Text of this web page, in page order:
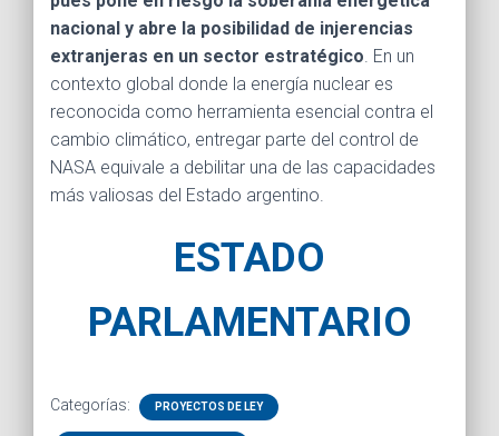
nacional y abre la posibilidad de injerencias
extranjeras en un sector estratégico. En un
contexto global donde la energía nuclear es
reconocida como herramienta esencial contra el
cambio climático, entregar parte del control de
NASA equivale a debilitar una de las capacidades
más valiosas del Estado argentino.
ESTADO
PARLAMENTARIO
Categorías: PROYECTOS DE LEY